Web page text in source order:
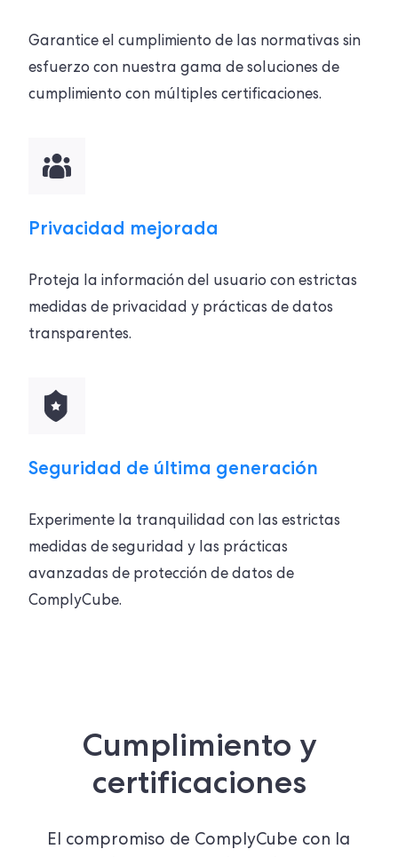
Garantice el cumplimiento de las normativas sin
esfuerzo con nuestra gama de soluciones de
cumplimiento con múltiples certificaciones.
Privacidad mejorada
Proteja la información del usuario con estrictas
medidas de privacidad y prácticas de datos
transparentes.
Seguridad de última generación
Experimente la tranquilidad con las estrictas
medidas de seguridad y las prácticas
avanzadas de protección de datos de
ComplyCube.
Cumplimiento y
certificaciones
El compromiso de ComplyCube con la